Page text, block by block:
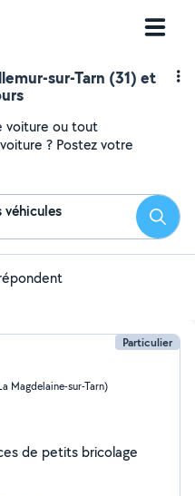
sur-Tarn (31) et
voiture ou tout
? Postez votre
véhicules
Particulier
Magdelaine-sur-Tarn)
de petits bricolage